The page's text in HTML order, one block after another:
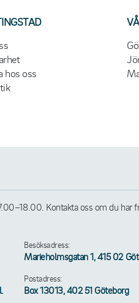
hos oss
Kontakta oss om du
Besöksadress:
Marieholmsgatan 1, 415 02
Postadress:
Box 13013, 402 51 Göteborg